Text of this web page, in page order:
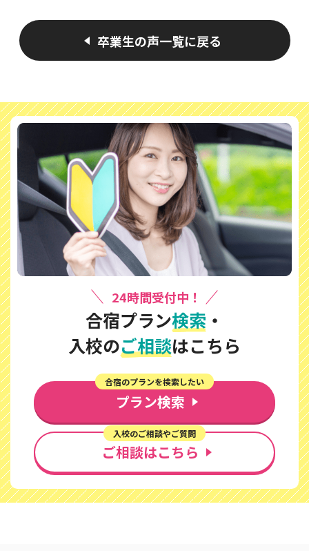
卒業生の声一覧に戻る
24時間受付中！
合宿プラン検索 ・
入校のご相談はこちら
プラン検索
合宿のプランを検索したい
ご相談はこちら
入校のご相談やご質問